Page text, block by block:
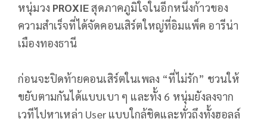
หนุ่มวง PROXIEสุดภาคภูมิใจในอีกหนึ่งก้าวของ
ความสำเร็จที่ได้จัดคอนเสิร์ตใหญ่ที่อิมแพ็ค อารีน่า
เมืองทองธานี
ก่อนจะปิดท้ายคอนเสิร์ตในเพลง “ที่ไม่รัก” ชวนให้
ขยับตามกันได้แบบเบา ๆ และทั้ง 6 หนุ่มยังลงจาก
เวทีไปหาเหล่า User แบบใกล้ชิดและทั่วถึงทั้งฮอลล์